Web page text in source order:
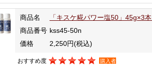
商品名
「キスケ糀パワー塩50」45g×3
商品番号 kss45-50n
価格
2,250円(税込)
おすすめ度 購入者